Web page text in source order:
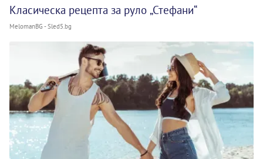
Класическа рецепта за руло „Стефани“
MelomanBG - Sled5.bg